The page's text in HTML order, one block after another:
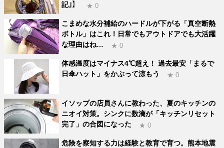
記｣】
★ 0
こまめな水分補給のハードルが下がる「真空断熱
ボトル」はこれ！日常でもアウトドアでも大活躍
な理由はね…
★ 0
体感温度はマイナス4℃超え！ 過去最安「まるで
日傘ハット」をかぶって涼もう
★ 0
イソップの店員さんに教わった、夏のキッチンの
ニオイ対策。シンクに数滴が「キッチンリセット
完了」の合図になった
★ 0
危険を察知する力は経験と教育で育つ。熊本地震